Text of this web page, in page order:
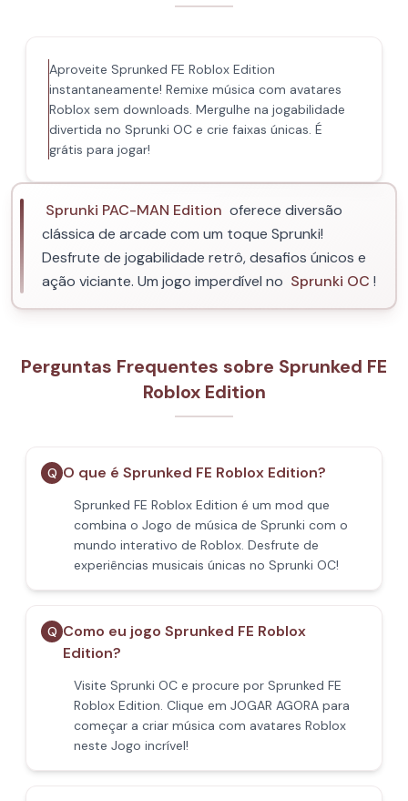
Aproveite Sprunked FE Roblox Edition
instantaneamente! Remixe música com avatares
Roblox sem downloads. Mergulhe na jogabilidade
divertida no Sprunki OC e crie faixas únicas. É
grátis para jogar!
Sprunki PAC-MAN Edition oferece diversão
clássica de arcade com um toque Sprunki!
Desfrute de jogabilidade retrô, desafios únicos e
ação viciante. Um jogo imperdível no Sprunki OC !
Perguntas Frequentes sobre Sprunked FE
Roblox Edition
Q O que é Sprunked FE Roblox Edition?
Sprunked FE Roblox Edition é um mod que
combina o Jogo de música de Sprunki com o
mundo interativo de Roblox. Desfrute de
experiências musicais únicas no Sprunki OC!
Q Como eu jogo Sprunked FE Roblox
Edition?
Visite Sprunki OC e procure por Sprunked FE
Roblox Edition. Clique em JOGAR AGORA para
começar a criar música com avatares Roblox
neste Jogo incrível!